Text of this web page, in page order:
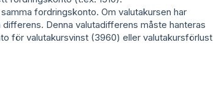
fordringskonto. Om valutakursen har
Denna valutadifferens måste hanteras
för valutakursvinst (3960) eller valutakursförlust